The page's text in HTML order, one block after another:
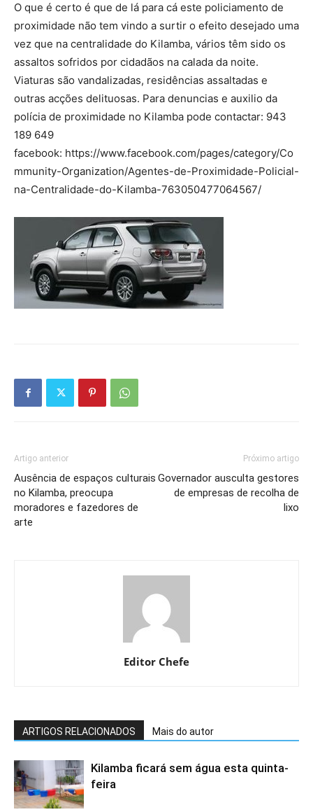
O que é certo é que de lá para cá este policiamento de
proximidade não tem vindo a surtir o efeito desejado uma
vez que na centralidade do Kilamba, vários têm sido os
assaltos sofridos por cidadãos na calada da noite.
Viaturas são vandalizadas, residências assaltadas e
outras acções delituosas. Para denuncias e auxilio da
polícia de proximidade no Kilamba pode contactar: 943
189 649
facebook: https://www.facebook.com/pages/category/Co
mmunity-Organization/Agentes-de-Proximidade-Policial-
na-Centralidade-do-Kilamba-763050477064567/
Artigo anterior
Ausência de espaços culturais
no Kilamba, preocupa
moradores e fazedores de
arte
Próximo artigo
Governador ausculta gestores
de empresas de recolha de
lixo
Editor Chefe
ARTIGOS RELACIONADOS Mais do autor
Kilamba ficará sem água esta quinta-
feira